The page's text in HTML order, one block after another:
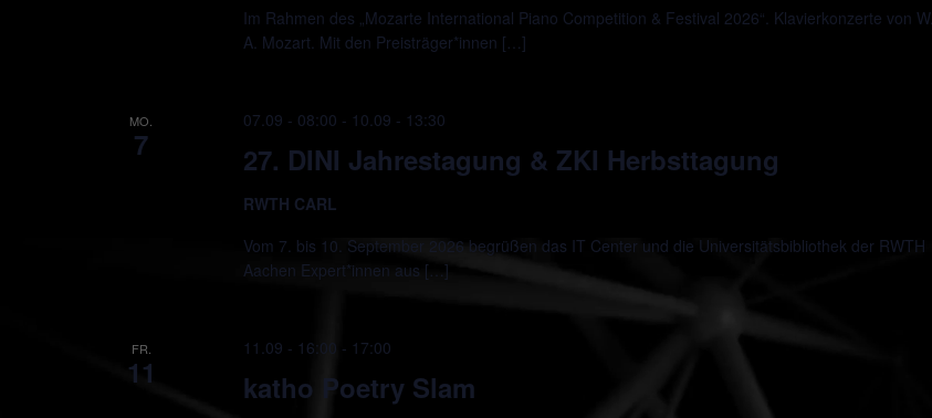
Im Rahmen des „Mozarte International Piano Competition & Festival 2026“. Klavierkonzerte von W.
A. Mozart. Mit den Preisträger*innen […]
MO.
7 27. DINI Jahrestagung & ZKI Herbsttagung
07.09 - 08:00 - 10.09 - 13:30
RWTH CARL
Vom 7. bis 10. September 2026 begrüßen das IT Center und die Universitätsbibliothek der RWTH
Aachen Expert*innen aus […]
FR.
11 katho Poetry Slam
11.09 - 16:00 - 17:00